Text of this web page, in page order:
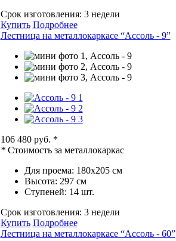
Срок изготовления: 3 недели
Купить Подробнее
Лестница на металлокаркасе “Ассоль - 9”
106 480 руб. *
*Стоимость за металлокаркас
Для проема: 180х205 см
Высота: 297 см
Ступеней: 14 шт.
Срок изготовления: 3 недели
Купить Подробнее
Лестница на металлокаркасе “Ассоль - 60”